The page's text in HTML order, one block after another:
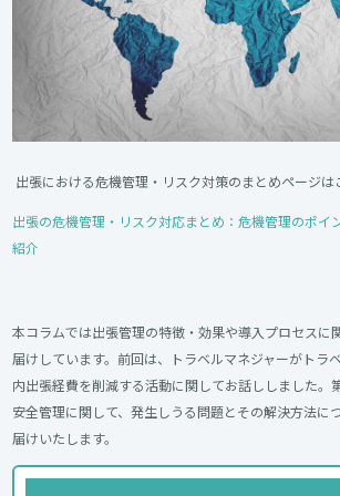
出張における危機管理・リスク対策のまとめページは
出張の危機管理・リスク対応まとめ：危機管理のポイ
紹介
本コラムでは出張管理の特徴・効果や導入プロセスに
届けしています。前回は、トラベルマネジャーがトラ
内出張経費を削減する活動に関してお話ししました。
安全管理に関して、発生しうる問題とその解決方法に
届けいたします。